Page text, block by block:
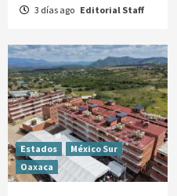
3 días ago Editorial Staff
Estados
México Sur
Oaxaca